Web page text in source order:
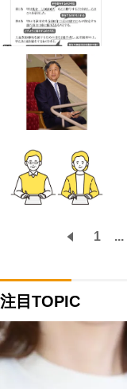
1 ...
注目TOPIC